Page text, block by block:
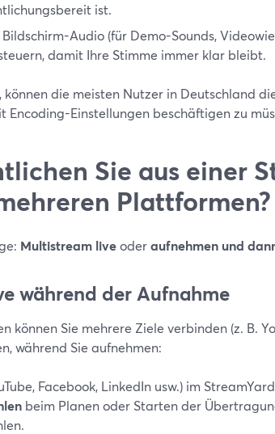
ist.
Bildschirm-Audio (für Demo-Sounds,
damit Ihre Stimme immer klar bleibt.
können die meisten Nutzer in Deutschland
Encoding-Einstellungen beschäftigen zu
Sie aus einer
Plattformen?
Multistream liveoderaufnehmen und
während der Aufnahme
können Sie mehrere Ziele verbinden (z. B.
während Sie aufnehmen:
Facebook, LinkedIn usw.) im
beim Planen oder Starten der